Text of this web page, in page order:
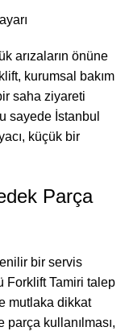
arızaların önüne
kurumsal bakım
saha ziyareti
sayede İstanbul
küçük bir
Parça
bir servis
Forklift Tamiri talep
mutlaka dikkat
kullanılması,